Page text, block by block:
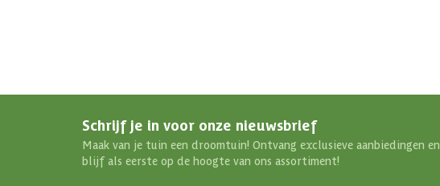
Schrijf je in voor onze nieuwsbrief
Maak van je tuin een droomtuin! Ontvang exclusieve aanbiedingen en
blijf als eerste op de hoogte van ons assortiment!